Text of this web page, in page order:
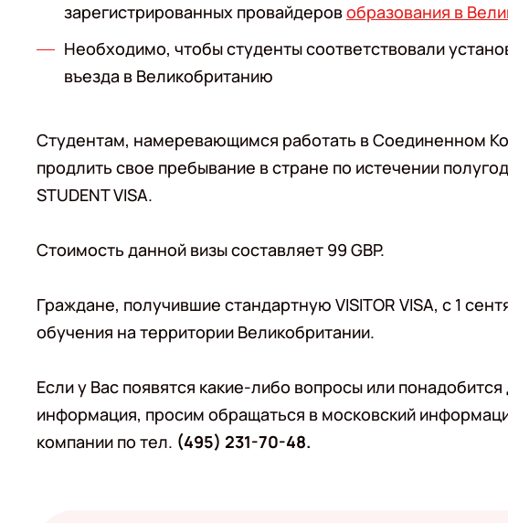
зарегистрированных провайдеровобразования в
Необходимо, чтобы студенты соответствовали
въезда в Великобританию
Студентам, намеревающимся работать в Соединенном
продлить свое пребывание в стране по истечении
STUDENT VISA.
Стоимость данной визы составляет 99 GBP.
Граждане, получившие стандартную VISITOR VISA, с 1
обучения на территории Великобритании.
Если у Вас появятся какие-либо вопросы или
информация, просим обращаться в московский
компании по тел. (495) 231-70-48.